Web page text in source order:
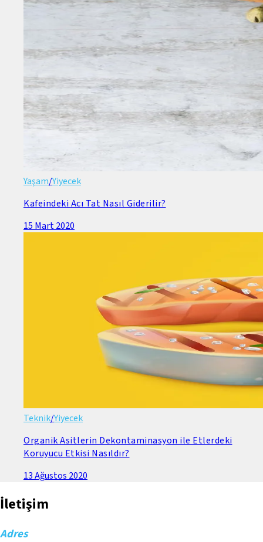
Yaşam/Yiyecek
Kafeindeki Acı Tat Nasıl Giderilir?
15 Mart 2020
Teknik/Yiyecek
Organik Asitlerin Dekontaminasyon ile Etlerdeki
Koruyucu Etkisi Nasıldır?
13 Ağustos 2020
İletişim
Adres